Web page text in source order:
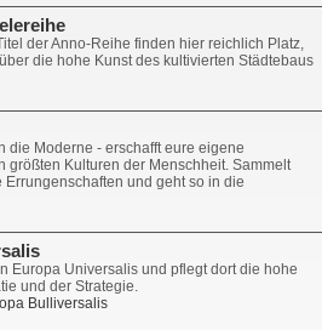
der Anno-Reihe finden hier reichlich Platz,
die hohe Kunst des kultivierten Städtebaus
die Moderne - erschafft eure eigene
größten Kulturen der Menschheit. Sammelt
Errungenschaften und geht so in die
Europa Universalis und pflegt dort die hohe
und der Strategie.
Bulliversalis